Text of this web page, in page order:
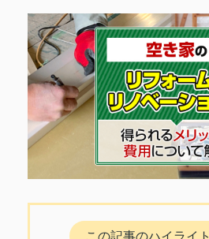
この記事のハイライト